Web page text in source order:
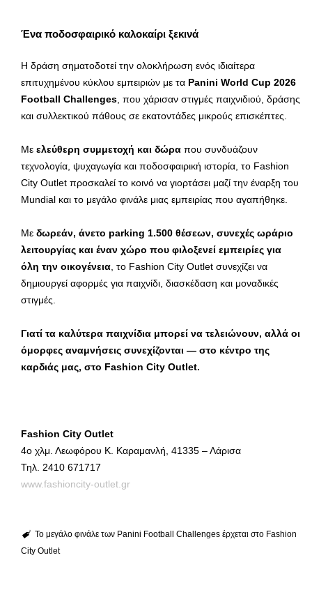
Ένα ποδοσφαιρικό καλοκαίρι ξεκινά
Η δράση σηματοδοτεί την ολοκλήρωση ενός ιδιαίτερα
επιτυχημένου κύκλου εμπειριών με τα Panini World Cup 2026
Football Challenges , που χάρισαν στιγμές παιχνιδιού, δράσης
και συλλεκτικού πάθους σε εκατοντάδες μικρούς επισκέπτες.
Με ελεύθερη συμμετοχή και δώρα που συνδυάζουν
τεχνολογία, ψυχαγωγία και ποδοσφαιρική ιστορία, το Fashion
City Outlet προσκαλεί το κοινό να γιορτάσει μαζί την έναρξη του
Mundial και το μεγάλο φινάλε μιας εμπειρίας που αγαπήθηκε.
Με δωρεάν, άνετο parking 1.500 θέσεων, συνεχές ωράριο
λειτουργίας και έναν χώρο που φιλοξενεί εμπειρίες για
όλη την οικογένεια , το Fashion City Outlet συνεχίζει να
δημιουργεί αφορμές για παιχνίδι, διασκέδαση και μοναδικές
στιγμές.
Γιατί τα καλύτερα παιχνίδια μπορεί να τελειώνουν, αλλά οι
όμορφες αναμνήσεις συνεχίζονται — στο κέντρο της
καρδιάς μας, στο Fashion City Outlet.
Fashion City Outlet
4ο χλμ. Λεωφόρου Κ. Καραμανλή, 41335 – Λάρισα
Τηλ. 2410 671717
www.fashioncity-outlet.gr
Το μεγάλο φινάλε των Panini Football Challenges έρχεται στο Fashion
City Outlet